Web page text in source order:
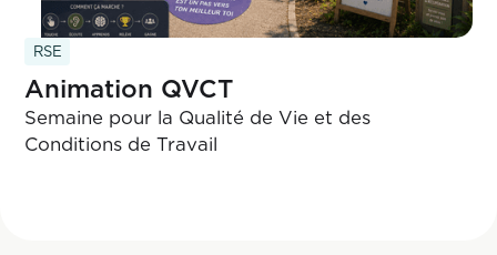
RSE
Animation QVCT
Semaine pour la Qualité de Vie et des
Conditions de Travail